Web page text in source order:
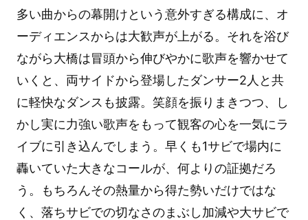
多い曲からの幕開けという意外すぎる構成に、オ
ーディエンスからは大歓声が上がる。それを浴び
ながら大橋は冒頭から伸びやかに歌声を響かせて
いくと、両サイドから登場したダンサー2人と共
に軽快なダンスも披露。笑顔を振りまきつつ、し
かし実に力強い歌声をもって観客の心を一気にラ
イブに引き込んでしまう。早くも1サビで場内に
轟いていた大きなコールが、何よりの証拠だろ
う。もちろんその熱量から得た勢いだけではな
く、落ちサビでの切なさのまぶし加減や大サビで